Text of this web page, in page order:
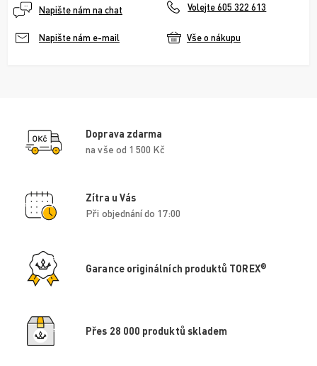
Napište nám na chat Volejte 605 322 613
Napište nám e-mail Vše o nákupu
Doprava zdarma
na vše od 1 500 Kč
Zítra u Vás
Při objednání do 17:00
Garance originálních produktů TOREX®
Přes 28 000 produktů skladem